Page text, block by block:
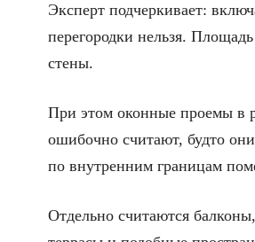
Эксперт подчеркивает:
перегородки нельзя.
стены.
При этом оконные проемы в
ошибочно считают, будто
по внутренним границам
Отдельно считаются